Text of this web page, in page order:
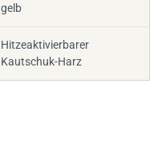
gelb
Hitzeaktivierbarer
Kautschuk-Harz